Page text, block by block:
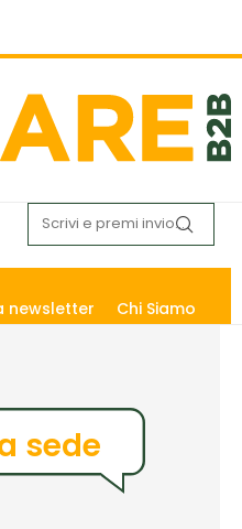
newsletter Chi Siamo
sede